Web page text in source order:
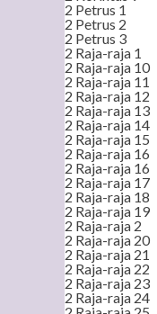
2 Petrus 1
2 Petrus 2
2 Petrus 3
2 Raja-raja 1
2 Raja-raja 10
2 Raja-raja 11
2 Raja-raja 12
2 Raja-raja 13
2 Raja-raja 14
2 Raja-raja 15
2 Raja-raja 16
2 Raja-raja 16
2 Raja-raja 17
2 Raja-raja 18
2 Raja-raja 19
2 Raja-raja 2
2 Raja-raja 20
2 Raja-raja 21
2 Raja-raja 22
2 Raja-raja 23
2 Raja-raja 24